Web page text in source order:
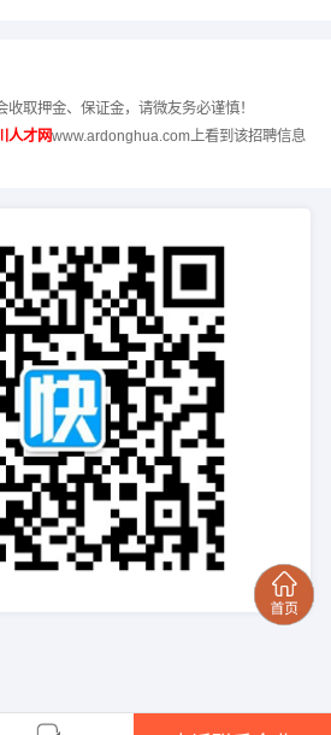
取押金、保证金，请微友务必谨慎！
人才网www.ardonghua.com上看到该招聘信息